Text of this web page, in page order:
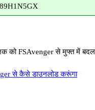
को FSAvenger से मुफ्त में
से कैसे डाउनलोड करूंगा